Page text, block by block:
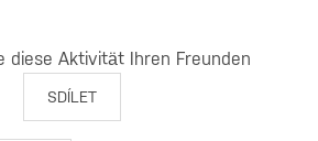
diese Aktivität Ihren Freunden
SDÍLET